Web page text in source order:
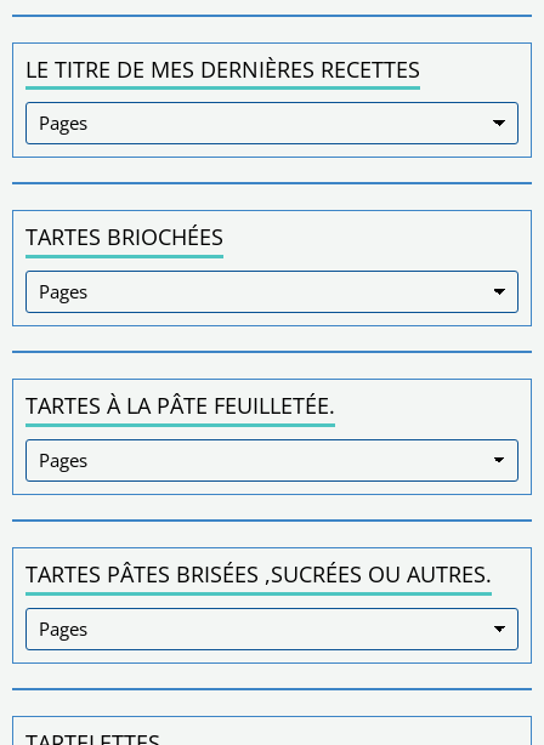
LE TITRE DE MES DERNIÈRES RECETTES
TARTES BRIOCHÉES
TARTES À LA PÂTE FEUILLETÉE.
TARTES PÂTES BRISÉES ,SUCRÉES OU AUTRES.